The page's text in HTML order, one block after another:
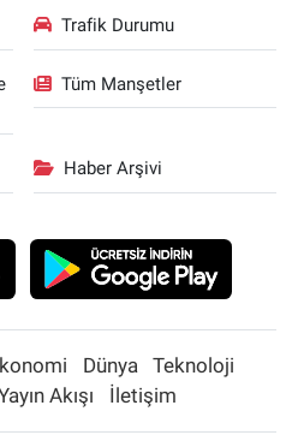
Trafik Durumu
Tüm Manşetler
Haber Arşivi
Dünya
Teknoloji
Akışı İletişim